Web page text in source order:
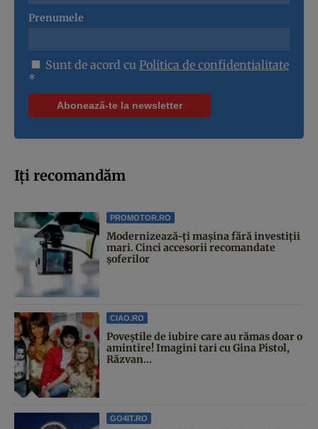
Prenumele
Sunt de acord cu Politica de confidentialitate
*
Iți recomandăm
PROMOTOR.RO
Modernizează-ți mașina fără investiții
mari. Cinci accesorii recomandate
șoferilor
CIAO.RO
Poveştile de iubire care au rămas doar o
amintire! Imagini tari cu Gina Pistol,
Răzvan...
GO4IT.RO